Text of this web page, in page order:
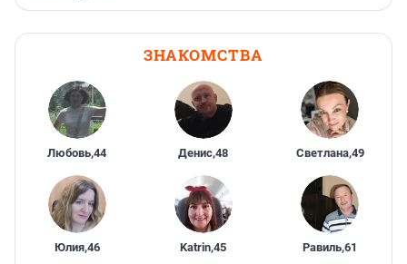
ЗНАКОМСТВА
Любовь,44 Денис,48 Светлана,49
Юлия,46 Katrin,45 Равиль,61